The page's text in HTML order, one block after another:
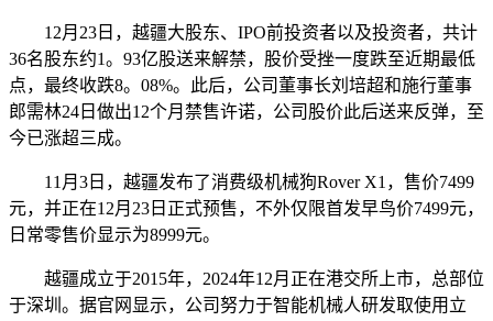
12月23日，越疆大股东、IPO前投资者以及投资者，共计
36名股东约1。93亿股送来解禁，股价受挫一度跌至近期最低
点，最终收跌8。08%。此后，公司董事长刘培超和施行董事
郎需林24日做出12个月禁售许诺，公司股价此后送来反弹，至
今已涨超三成。
11月3日，越疆发布了消费级机械狗Rover X1，售价7499
元，并正在12月23日正式预售，不外仅限首发早鸟价7499元，
日常零售价显示为8999元。
越疆成立于2015年，2024年12月正在港交所上市，总部位
于深圳。据官网显示，公司努力于智能机械人研发取使用立